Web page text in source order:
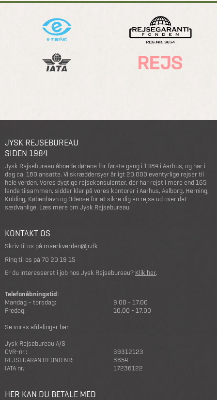
JYSK REJSEBUREAU
SIDEN 1984
Jysk Rejsebureau åbnede dørene for første gang i 1984 i Aarhus, og har i
dag ca. 180 ansatte. Vi skræddersyer årligt 20.000 eventyrlige rejser til
hele verden. Vores dygtige rejsekonsulenter, der har rejst i mere end 165
lande tilsammen, sidder klar på vores kontorer i Aarhus, Aalborg, Herning,
Kolding, København og Odense for at sikre dig en rejse ud over det
sædvanlige. Læs mere om Jysk Rejsebureau.
KONTAKT OS
Skriv til os på maerkverden@jr.dk
Ring til os på 70 20 19 15
Er du interesseret i job hos Jysk Rejsebureau? Klik her.
Telefonåbningstid:
Mandag – torsdag:
9.00 - 17.00
Fredag:
10.00 - 17.00
Se vores afdelinger her
Jysk Rejsebureau A/S
CVR-nr.:
39312123
REJSEGARANTIFOND NR:
3654
IATA nr.:
17236122
HER KAN DU BETALE MED